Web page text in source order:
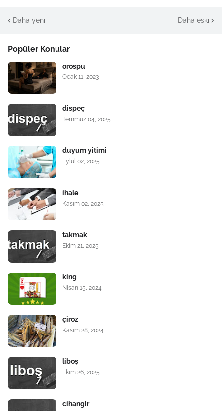
Daha yeni Daha eski
Popüler Konular
orospu
Ocak 11, 2023
dispeç
Temmuz 04, 2025
duyum yitimi
Eylül 02, 2025
ihale
Kasım 02, 2025
takmak
Ekim 21, 2025
king
Nisan 15, 2024
çiroz
Kasım 28, 2024
liboş
Ekim 26, 2025
cihangir